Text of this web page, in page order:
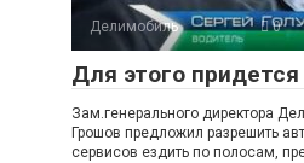
Делимобиль 0
Для этого
Зам.генерального директора
Грошов предложил разрешить
сервисов ездить по полосам,